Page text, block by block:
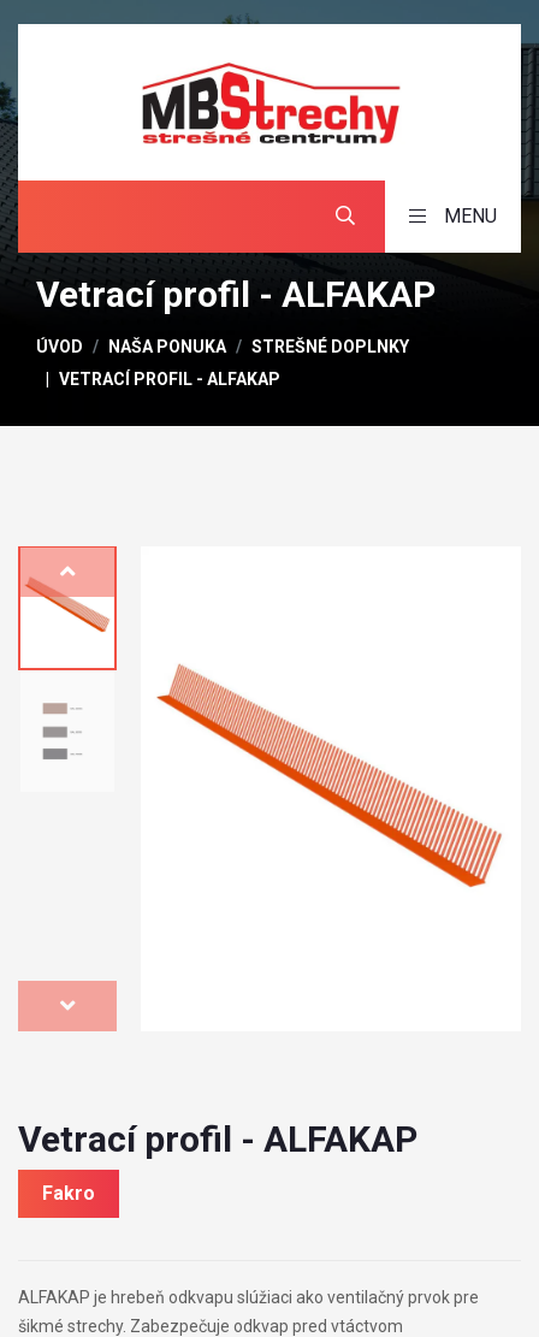
MENU
Vetrací profil - ALFAKAP
ÚVOD NAŠA PONUKA
STREŠNÉ DOPLNKY
VETRACÍ PROFIL - ALFAKAP
Vetrací profil - ALFAKAP
Fakro
ALFAKAP je hrebeň odkvapu slúžiaci ako ventilačný prvok pre
šikmé strechy. Zabezpečuje odkvap pred vtáctvom